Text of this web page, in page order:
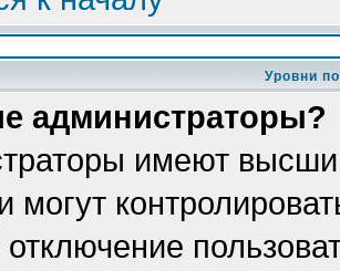
Уровни
администраторы?
имеют
могут